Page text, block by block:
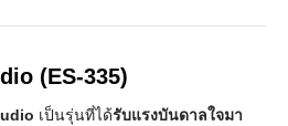
(ES-335)
เป็นรุ่นที่ได้รับแรงบันดาลใจมา